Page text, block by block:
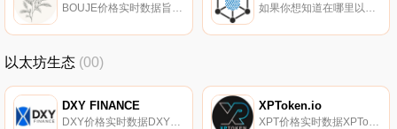
BOUJE价格实时数据旨在实现可持续和稳定价格行动的产量农场。我们有一个最先进的系统,叫做APR重置（灵感来自Swift Finance）。这意味着,每周,旧的非本地池都会退役,取而代之的是社区决定的新池. 如果你想知道在哪里以当前价格购买Ideaology,目前交易{Ideaology]股票的顶级加密货币交易所是KuCoin、Gate.io、MEXC和ProBit Global。您可以在我们的加密货币交易所页面上找到其他列表.
以太坊生态 (00)
DXY FINANCE
DXY价格实时数据DXY金融是一个独特的DeFi项目,旨在从平台获得高回报；s标准池。奖励因池而异.
XPToken.io